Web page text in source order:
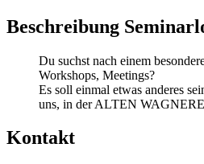
Beschreibung
Du suchst nach einem
Workshops, Meetings?
Es soll einmal etwas anderes
uns, in der ALTEN
Kontakt